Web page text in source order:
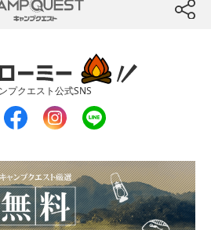
btn
QUEST
フォローミー
プクエスト公式SNS
fac
ebo
inst
agr
line